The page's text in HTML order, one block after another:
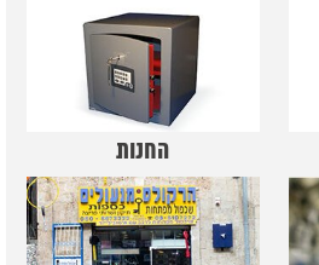
החנות